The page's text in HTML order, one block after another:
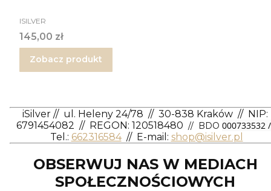
PRODUCENT
ISILVER
Cena
145,00 zł
Zobacz produkt
iSilver // ul. Heleny 24/78 // 30-838 Kraków // NIP:
6791454082 // REGON: 120518480 // BDO 000733532
Tel.: 662316584 // E-mail: shop@isilver.pl
OBSERWUJ NAS W MEDIACH
SPOŁECZNOŚCIOWYCH